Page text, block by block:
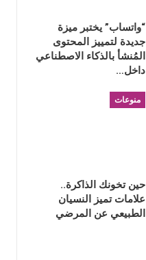
“واتساب” يختبر ميزة
جديدة لتمييز المحتوى
المُنشأ بالذكاء الاصطناعي
داخل…
منوعات
حين تخونك الذاكرة..
علامات تميز النسيان
الطبيعي عن المرضي